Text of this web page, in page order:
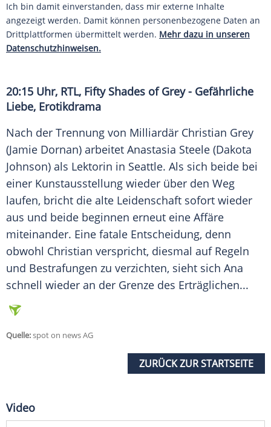
Ich bin damit einverstanden, dass mir externe Inhalte
angezeigt werden. Damit können personenbezogene Daten an
Drittplattformen übermittelt werden. Mehr dazu in unseren
Datenschutzhinweisen.
20:15 Uhr, RTL, Fifty Shades of Grey - Gefährliche
Liebe, Erotikdrama
Nach der Trennung von Milliardär Christian Grey
(Jamie Dornan) arbeitet Anastasia Steele (Dakota
Johnson) als Lektorin in Seattle. Als sich beide bei
einer Kunstausstellung wieder über den Weg
laufen, bricht die alte Leidenschaft sofort wieder
aus und beide beginnen erneut eine Affäre
miteinander. Eine fatale Entscheidung, denn
obwohl Christian verspricht, diesmal auf Regeln
und Bestrafungen zu verzichten, sieht sich Ana
schnell wieder an der Grenze des Erträglichen...
Quelle:spot on news AG
ZURÜCK ZUR STARTSEITE
Video